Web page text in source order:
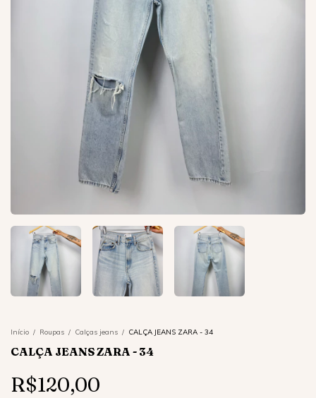
Início / Roupas / Calças jeans / CALÇA JEANS ZARA - 34
CALÇA JEANS ZARA - 34
R$120,00